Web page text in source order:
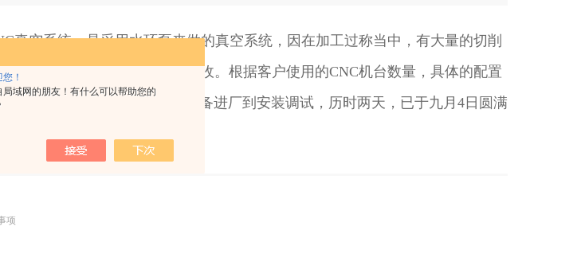
！
局域网的朋友！有什么可以帮助您的
真空系统，是采用水环泵来做的真空系统，因在加工过称当中，有大量的切削
水器一套，有利于切削液的回收。根据客户使用的CNC机台数量，具体的配置
罐和一个自动排水装置。从设备进厂到安装调试，历时两天，已于九月4日圆满
项